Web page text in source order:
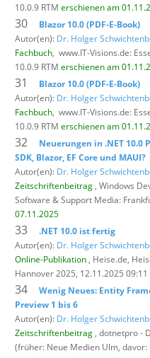
10.0.9 RTM erschienen am
30
Blazor 10.0 (PDF-E-Book)
Autor(en): Dr. Holger
Fachbuch, www.IT-Visions.de:
10.0.9 RTM erschienen am
31
Blazor 10.0 (PDF-E-Book)
Autor(en): Dr. Holger
Fachbuch, www.IT-Visions.de:
10.0.9 RTM erschienen am
32
Neuerungen in .NET 10.0
SDK, Blazor, EF Core und MAUI?
Autor(en): Dr. Holger
Zeitschriftenbeitrag , Windows
Software & Support Media:
07.11.2025
33
.NET 10.0 ist fertig
Autor(en): Dr. Holger
Online-Publikation , Heise.de,
Hannover 2025, 12.11.2025 09:11
34
Wenig Neues: Entity
Preview 1 bis 6
Autor(en): Dr. Holger
Zeitschriftenbeitrag , dotnetpro -
(früher: Neue Medien Ulm, davor: